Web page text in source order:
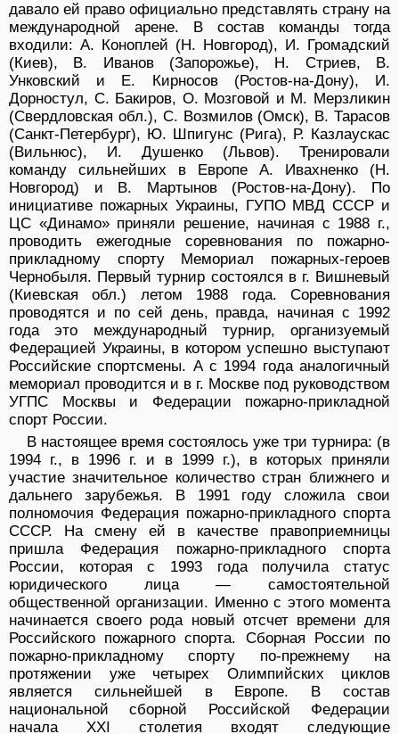
давало ей право официально представлять страну на
международной арене. В состав команды тогда
входили: А. Коноплей (Н. Новгород), И. Громадский
(Киев), В. Иванов (Запорожье), Н. Стриев, В.
Унковский и Е. Кирносов (Ростов-на-Дону), И.
Дорностул, С. Бакиров, О. Мозговой и М. Мерзликин
(Свердловская обл.), С. Возмилов (Омск), В. Тарасов
(Санкт-Петербург), Ю. Шпигунс (Рига), Р. Казлаускас
(Вильнюс), И. Душенко (Львов). Тренировали
команду сильнейших в Европе А. Ивахненко (Н.
Новгород) и В. Мартынов (Ростов-на-Дону). По
инициативе пожарных Украины, ГУПО МВД СССР и
ЦС «Динамо» приняли решение, начиная с 1988 г.,
проводить ежегодные соревнования по пожарно-
прикладному спорту Мемориал пожарных-героев
Чернобыля. Первый турнир состоялся в г. Вишневый
(Киевская обл.) летом 1988 года. Соревнования
проводятся и по сей день, правда, начиная с 1992
года это международный турнир, организуемый
Федерацией Украины, в котором успешно выступают
Российские спортсмены. А с 1994 года аналогичный
мемориал проводится и в г. Москве под руководством
УГПС Москвы и Федерации пожарно-прикладной
спорт России.
В настоящее время состоялось уже три турнира: (в
1994 г., в 1996 г. и в 1999 г.), в которых приняли
участие значительное количество стран ближнего и
дальнего зарубежья. В 1991 году сложила свои
полномочия Федерация пожарно-прикладного спорта
СССР. На смену ей в качестве правоприемницы
пришла Федерация пожарно-прикладного спорта
России, которая с 1993 года получила статус
юридического лица — самостоятельной
общественной организации. Именно с этого момента
начинается своего рода новый отсчет времени для
Российского пожарного спорта. Сборная России по
пожарно-прикладному спорту по-прежнему на
протяжении уже четырех Олимпийских циклов
является сильнейшей в Европе. В состав
национальной сборной Российской Федерации
начала XXI столетия входят следующие